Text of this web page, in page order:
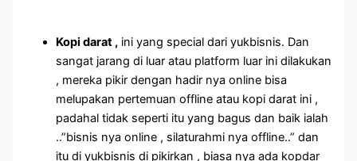
Kopi darat , ini yang special dari yukbisnis. Dan
sangat jarang di luar atau platform luar ini dilakukan
, mereka pikir dengan hadir nya online bisa
melupakan pertemuan offline atau kopi darat ini ,
padahal tidak seperti itu yang bagus dan baik ialah
..”bisnis nya online , silaturahmi nya offline..” dan
itu di yukbisnis di pikirkan , biasa nya ada kopdar